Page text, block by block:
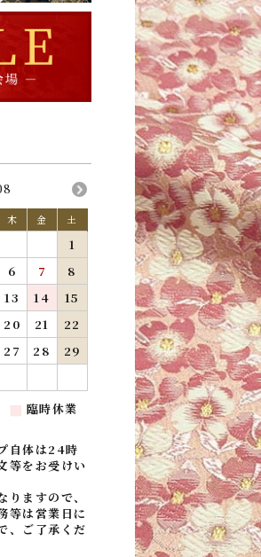
木 金 土
1
6 7
8
13 14
15
20 21
22
27 28
29
■ 臨時休業
自体は24時
等をお受けい
りますので、
等は営業日に
、ご了承くだ